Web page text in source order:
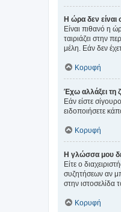
Η ώρα δεν είναι
Είναι πιθανό η
ταιριάζει στην
μέλη. Εάν δεν
Κορυφή
Έχω αλλάξει τη
Εάν είστε
ειδοποιήσετε
Κορυφή
Η γλώσσα μου
Είτε ο
συζητήσεων αν
στην ιστοσελίδα
Κορυφή